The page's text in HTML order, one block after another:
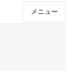
メニュー